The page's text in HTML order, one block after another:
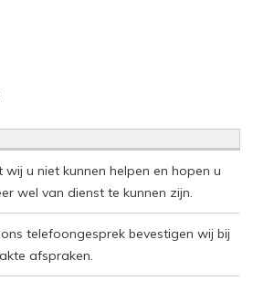
u niet kunnen helpen en hopen u
wel van dienst te kunnen zijn.
telefoongesprek bevestigen wij bij
afspraken.